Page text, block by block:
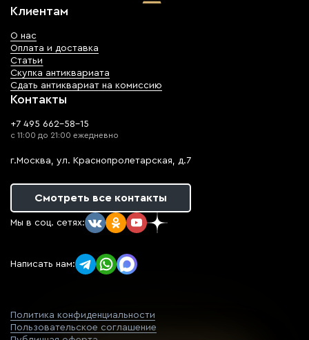
Клиентам
О нас
Оплата и доставка
Статьи
Скупка антиквариата
Сдать антиквариат на комиссию
Контакты
+7 495 662-58-15
с 11:00 до 21:00 ежедневно
г.Москва, ул. Краснопролетарская, д.7
Смотреть все контакты
Мы в соц. сетях:
Написать нам:
Политика конфиденциальности
Пользовательское соглашение